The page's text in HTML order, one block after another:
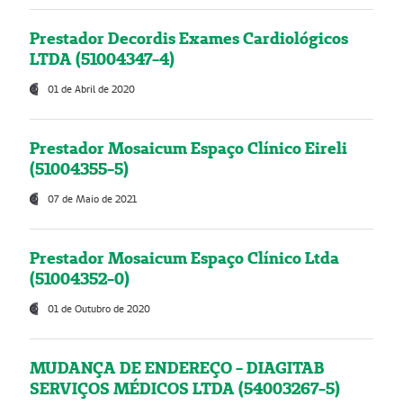
Prestador Decordis Exames Cardiológicos
LTDA (51004347-4)
01 de Abril de 2020
Prestador Mosaicum Espaço Clínico Eireli
(51004355-5)
07 de Maio de 2021
Prestador Mosaicum Espaço Clínico Ltda
(51004352-0)
01 de Outubro de 2020
MUDANÇA DE ENDEREÇO - DIAGITAB
SERVIÇOS MÉDICOS LTDA (54003267-5)